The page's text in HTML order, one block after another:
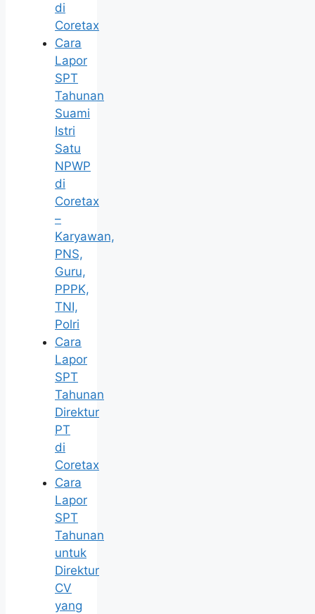
di
Coretax
Cara
Lapor
SPT
Tahunan
Suami
Istri
Satu
NPWP
di
Coretax
–
Karyawan,
PNS,
Guru,
PPPK,
TNI,
Polri
Cara
Lapor
SPT
Tahunan
Direktur
PT
di
Coretax
Cara
Lapor
SPT
Tahunan
untuk
Direktur
CV
yang